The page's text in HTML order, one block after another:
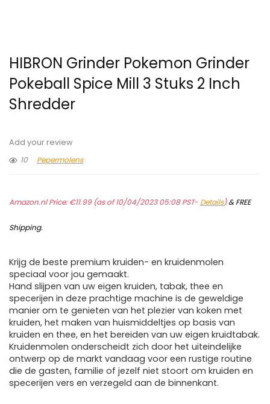
HIBRON Grinder Pokemon Grinder
Pokeball Spice Mill 3 Stuks 2 Inch
Shredder
Add your review
10
Pepermolens
Amazon.nl Price:€11.99(as of 10/04/2023 05:08 PST- Details)&FREE
Shipping.
Krijg de beste premium kruiden- en kruidenmolen
speciaal voor jou gemaakt.
Hand slijpen van uw eigen kruiden, tabak, thee en
specerijen in deze prachtige machine is de geweldige
manier om te genieten van het plezier van koken met
kruiden, het maken van huismiddeltjes op basis van
kruiden en thee, en het bereiden van uw eigen kruidtabak.
Kruidenmolen onderscheidt zich door het uiteindelijke
ontwerp op de markt vandaag voor een rustige routine
die de gasten, familie of jezelf niet stoort om kruiden en
specerijen vers en verzegeld aan de binnenkant.